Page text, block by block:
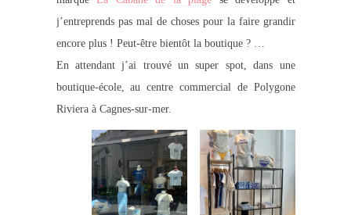
j’entreprends pas mal de choses pour la faire grandir
encore plus ! Peut-être bientôt la boutique ? …
En attendant j’ai trouvé un super spot, dans une
boutique-école, au centre commercial de Polygone
Riviera à Cagnes-sur-mer.